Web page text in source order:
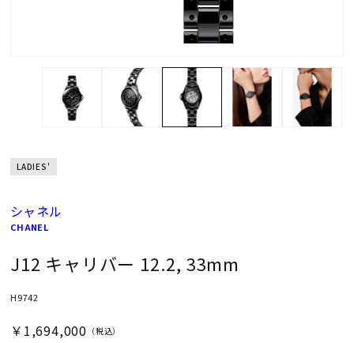
LADIES'
シャネル
CHANEL
J12 キャリバー 12.2, 33mm
H9742
￥1,694,000 （税込）